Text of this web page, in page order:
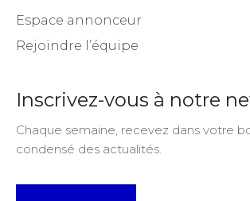
Espace annonceur
Rejoindre l’équipe
Inscrivez-vous à notre
Chaque semaine, recevez dans votre
condensé des actualités.